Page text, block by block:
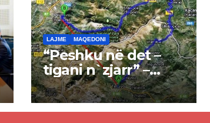
LAJME MAQEDONI
“Peshku në det –
tigani n`zjarr” –
Ende pa u kryer
projekti i tunelit,
komuna e Tetovës